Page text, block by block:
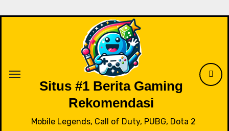
Situs #1 Berita Gaming
Rekomendasi
Mobile Legends, Call of Duty, PUBG, Dota 2